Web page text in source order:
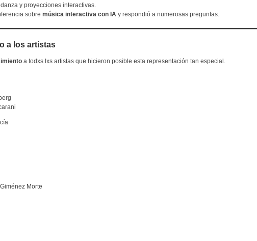
danza y proyecciones interactivas.
sobre música interactiva con IA y respondió a numerosas preguntas.
a los artistas
a todxs lxs artistas que hicieron posible esta representación tan especial.
Morte